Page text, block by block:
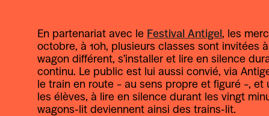
En partenariat avec le Festival Antigel , les
octobre, à 10h, plusieurs classes sont invitées
wagon différent, s’installer et lire en silence
continu. Le public est lui aussi convié, via
le train en route – au sens propre et figuré –,
les élèves, à lire en silence durant les vingt
wagons-lit deviennent ainsi des trains-lit.